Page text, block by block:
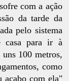
com a ação
da tarde da
pelo sistema
casa para ir à
100 metros,
como
acabo com ela"